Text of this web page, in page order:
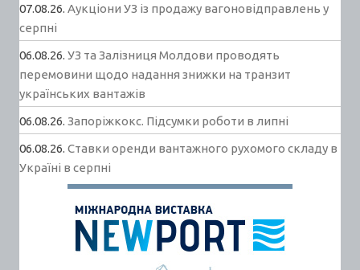
07.08.26. Аукціони УЗ із продажу вагоновідправлень у
серпні
06.08.26. УЗ та Залізниця Молдови проводять
перемовини щодо надання знижки на транзит
українських вантажів
06.08.26. Запоріжкокс. Підсумки роботи в липні
06.08.26. Ставки оренди вантажного рухомого складу в
Україні в серпні